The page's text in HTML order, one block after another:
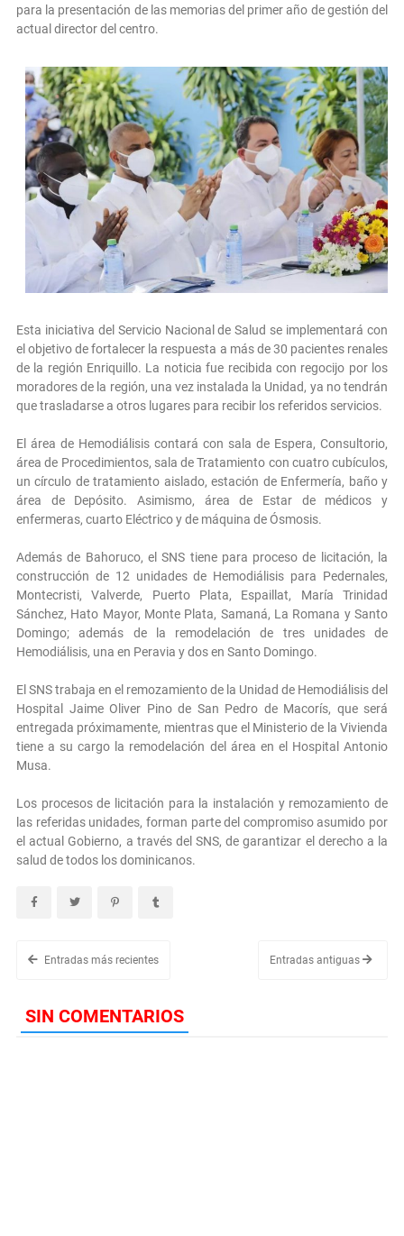
para la presentación de las memorias del primer año de gestión del
actual director del centro.
Esta iniciativa del Servicio Nacional de Salud se implementará con
el objetivo de fortalecer la respuesta a más de 30 pacientes renales
de la región Enriquillo. La noticia fue recibida con regocijo por los
moradores de la región, una vez instalada la Unidad, ya no tendrán
que trasladarse a otros lugares para recibir los referidos servicios.
El área de Hemodiálisis contará con sala de Espera, Consultorio,
área de Procedimientos, sala de Tratamiento con cuatro cubículos,
un círculo de tratamiento aislado, estación de Enfermería, baño y
área de Depósito. Asimismo, área de Estar de médicos y
enfermeras, cuarto Eléctrico y de máquina de Ósmosis.
Además de Bahoruco, el SNS tiene para proceso de licitación, la
construcción de 12 unidades de Hemodiálisis para Pedernales,
Montecristi, Valverde, Puerto Plata, Espaillat, María Trinidad
Sánchez, Hato Mayor, Monte Plata, Samaná, La Romana y Santo
Domingo; además de la remodelación de tres unidades de
Hemodiálisis, una en Peravia y dos en Santo Domingo.
El SNS trabaja en el remozamiento de la Unidad de Hemodiálisis del
Hospital Jaime Oliver Pino de San Pedro de Macorís, que será
entregada próximamente, mientras que el Ministerio de la Vivienda
tiene a su cargo la remodelación del área en el Hospital Antonio
Musa.
Los procesos de licitación para la instalación y remozamiento de
las referidas unidades, forman parte del compromiso asumido por
el actual Gobierno, a través del SNS, de garantizar el derecho a la
salud de todos los dominicanos.
Entradas más recientes Entradas antiguas
SIN COMENTARIOS